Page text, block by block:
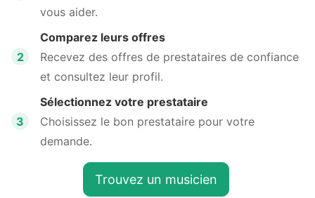
vous aider.
2
Comparez leurs offres
Recevez des offres de prestataires de confiance
et consultez leur profil.
3
Sélectionnez votre prestataire
Choisissez le bon prestataire pour votre
demande.
Trouvez un musicien